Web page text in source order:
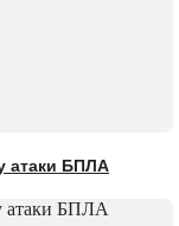
атаки БПЛА